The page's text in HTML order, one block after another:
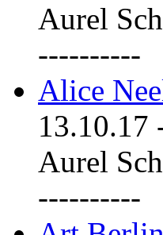
Aurel
----------
Alice
13.10.17
Aurel
----------